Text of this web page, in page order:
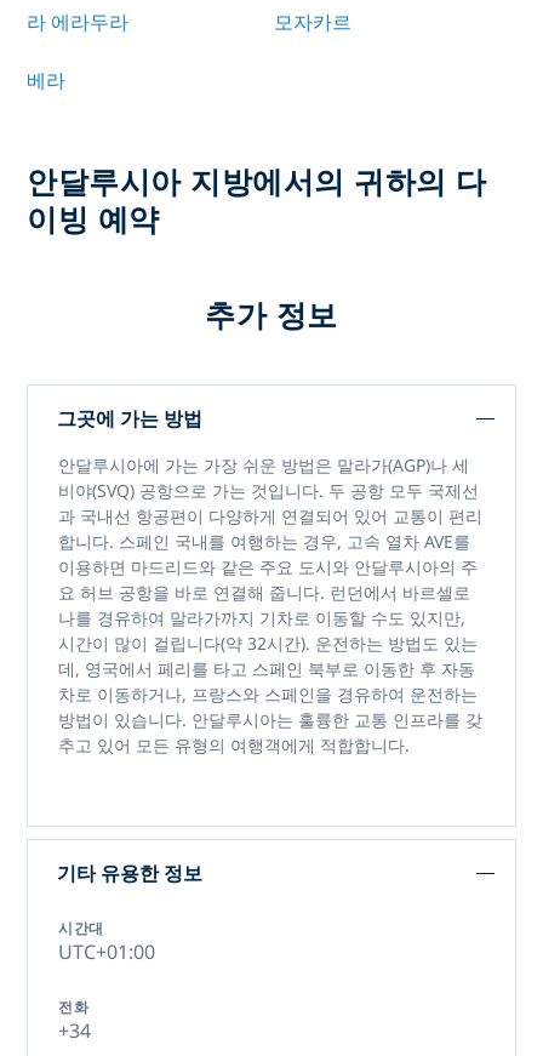
라 에라두라 모자카르
베라
안달루시아 지방에서의 귀하의 다
이빙 예약
추가 정보
그곳에 가는 방법
안달루시아에 가는 가장 쉬운 방법은 말라가(AGP)나 세
비야(SVQ) 공항으로 가는 것입니다. 두 공항 모두 국제선
과 국내선 항공편이 다양하게 연결되어 있어 교통이 편리
합니다. 스페인 국내를 여행하는 경우, 고속 열차 AVE를
이용하면 마드리드와 같은 주요 도시와 안달루시아의 주
요 허브 공항을 바로 연결해 줍니다. 런던에서 바르셀로
나를 경유하여 말라가까지 기차로 이동할 수도 있지만,
시간이 많이 걸립니다(약 32시간). 운전하는 방법도 있는
데, 영국에서 페리를 타고 스페인 북부로 이동한 후 자동
차로 이동하거나, 프랑스와 스페인을 경유하여 운전하는
방법이 있습니다. 안달루시아는 훌륭한 교통 인프라를 갖
추고 있어 모든 유형의 여행객에게 적합합니다.
기타 유용한 정보
시간대
UTC+01:00
전화
+34